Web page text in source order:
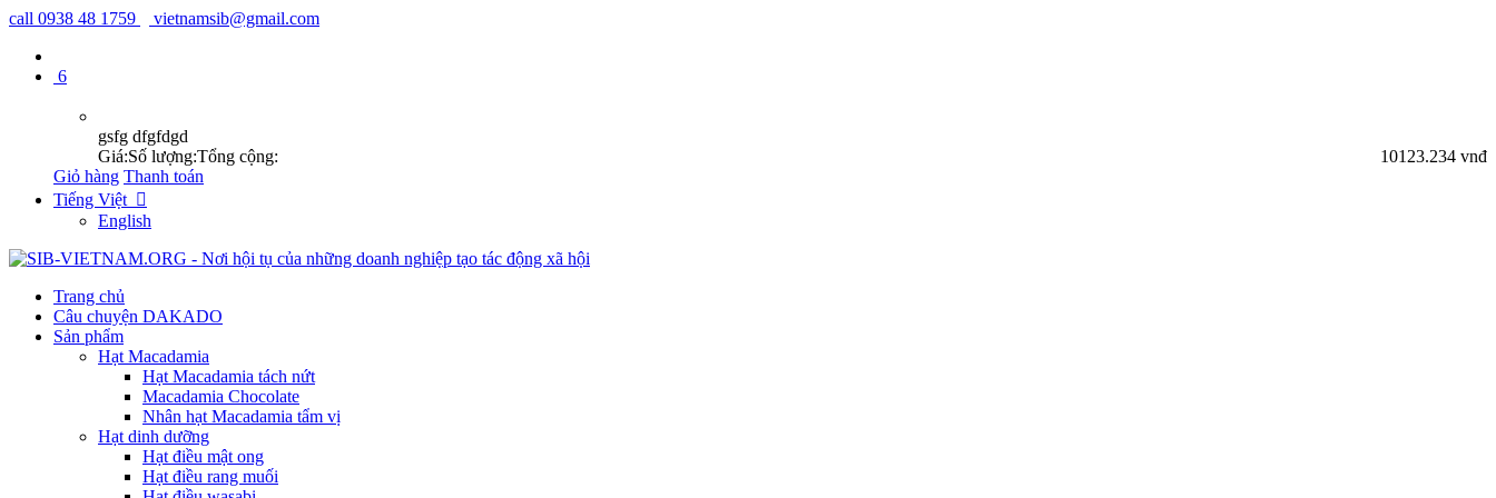
call 0938 48 1759 vietnamsib@gmail.com
6
gsfg dfgfdgd
Giá:
123.234 vnđ
Số lượng: 10
Tổng cộng:
Giỏ hàng Thanh toán
Tiếng Việt 
English
Trang chủ
Câu chuyện DAKADO
Sản phẩm
Hạt Macadamia
Hạt Macadamia tách nứt
Macadamia Chocolate
Nhân hạt Macadamia tẩm vị
Hạt dinh dưỡng
Hạt điều mật ong
Hạt điều rang muối